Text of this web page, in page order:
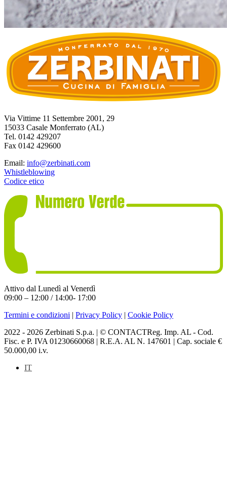
Via Vittime 11 Settembre 2001, 29
15033 Casale Monferrato (AL)
Tel. 0142 429207
Fax 0142 429600
Email: info@zerbinati.com
Whistleblowing
Codice etico
Attivo dal Lunedì al Venerdì
09:00 – 12:00 / 14:00- 17:00
Termini e condizioni | Privacy Policy | Cookie Policy
2022 - 2026 Zerbinati S.p.a. | © CONTACTReg. Imp. AL - Cod.
Fisc. e P. IVA 01230660068 | R.E.A. AL N. 147601 | Cap. sociale €
50.000,00 i.v.
IT